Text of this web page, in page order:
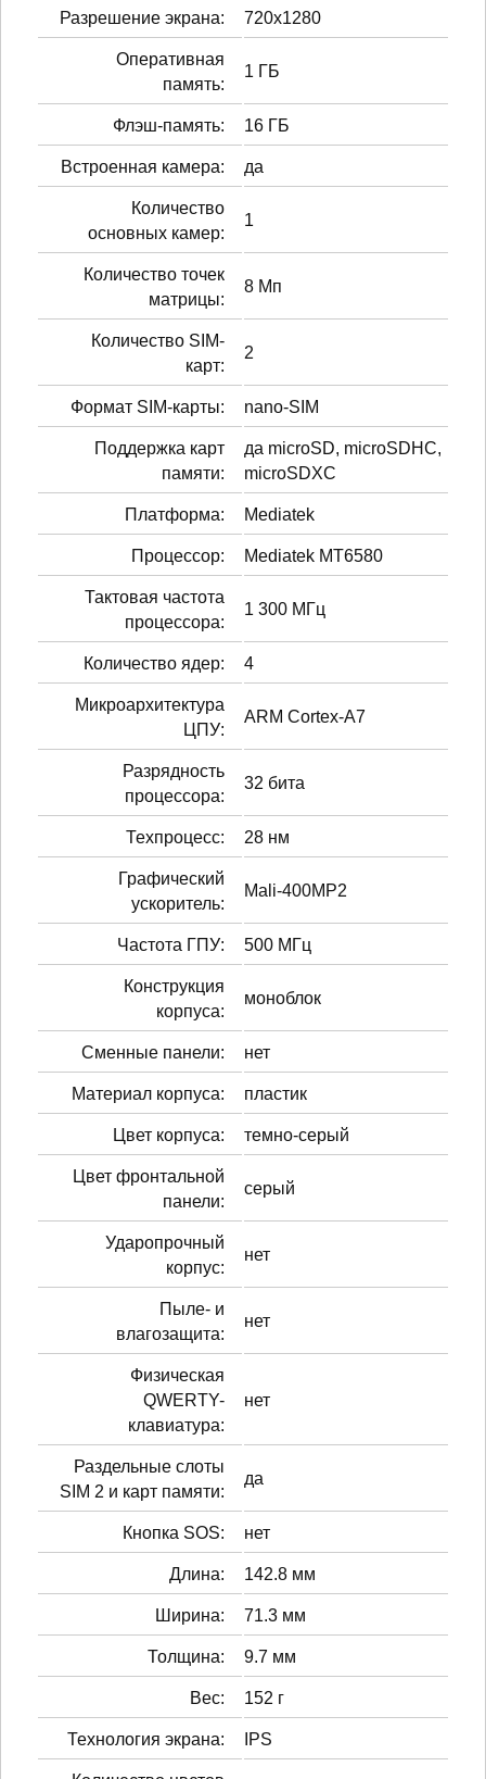
Разрешение экрана: 720x1280
Оперативная
память:
1 ГБ
Флэш-память: 16 ГБ
Встроенная камера: да
Количество
основных камер:
1
Количество точек
матрицы:
8 Мп
Количество SIM-
карт:
2
Формат SIM-карты: nano-SIM
Поддержка карт
памяти:
да microSD, microSDHC,
microSDXC
Платформа: Mediatek
Процессор: Mediatek MT6580
Тактовая частота
процессора:
1 300 МГц
Количество ядер: 4
Микроархитектура
ЦПУ:
ARM Cortex-A7
Разрядность
процессора:
32 бита
Техпроцесс: 28 нм
Графический
ускоритель:
Mali-400MP2
Частота ГПУ: 500 МГц
Конструкция
корпуса:
моноблок
Сменные панели: нет
Материал корпуса: пластик
Цвет корпуса: темно-серый
Цвет фронтальной
панели:
серый
Ударопрочный
корпус:
нет
Пыле- и
влагозащита:
нет
Физическая
QWERTY-
клавиатура:
нет
Раздельные слоты
SIM 2 и карт памяти:
да
Кнопка SOS: нет
Длина: 142.8 мм
Ширина: 71.3 мм
Толщина: 9.7 мм
Вес: 152 г
Технология экрана: IPS